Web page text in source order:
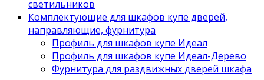
светильников
Комплектующие для шкафов купе дверей,
направляющие, фурнитура
Профиль для шкафов купе Идеал
Профиль для шкафов купе Идеал-Дерево
Фурнитура для раздвижных дверей шкафа